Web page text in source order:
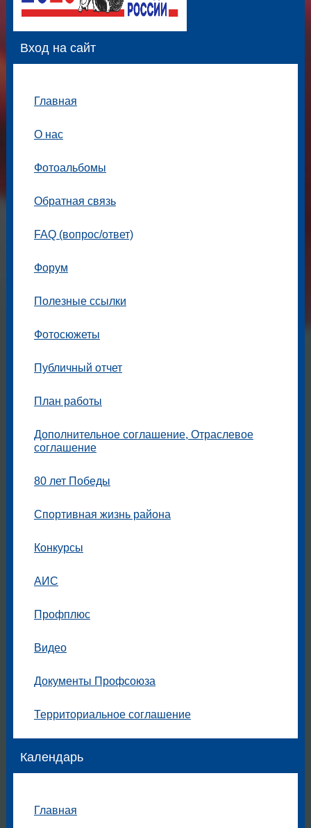
Вход на сайт
Главная
О нас
Фотоальбомы
Обратная связь
FAQ (вопрос/ответ)
Форум
Полезные ссылки
Фотосюжеты
Публичный отчет
План работы
Дополнительное соглашение, Отраслевое
соглашение
80 лет Победы
Спортивная жизнь района
Конкурсы
АИС
Профплюс
Видео
Документы Профсоюза
Территориальное соглашение
Календарь
Главная